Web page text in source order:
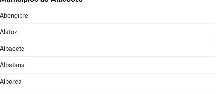
Abengibre
Alatoz
Albacete
Albatana
Alborea